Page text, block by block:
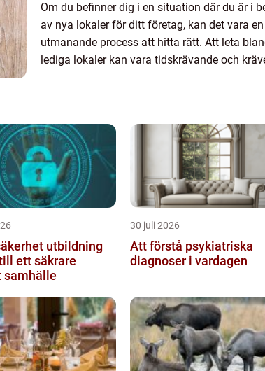
Om du befinner dig i en situation där du är i
av nya lokaler för ditt företag, kan det vara en
utmanande process att hitta rätt. Att leta
lediga lokaler kan vara tidskrävande och
utbildning
ett säkrare
30 juli 2026
Att förstå psykiatriska
diagnoser i vardagen